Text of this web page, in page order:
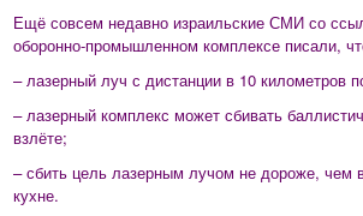
Ещё совсем недавно израильские СМИ со
оборонно-промышленном комплексе писали,
– лазерный луч с дистанции в 10 километров
– лазерный комплекс может сбивать
взлёте;
– сбить цель лазерным лучом не дороже, чем
кухне.